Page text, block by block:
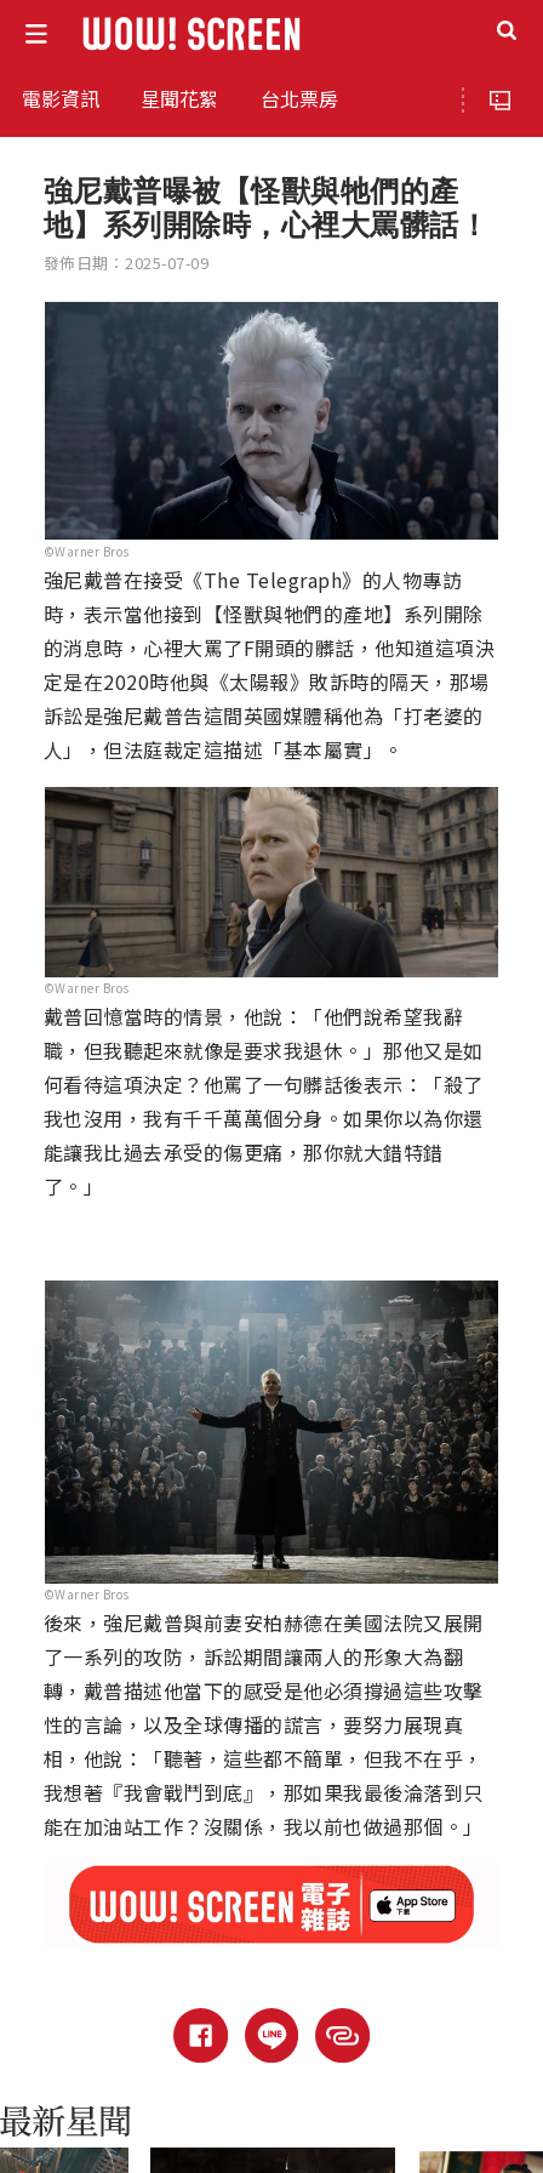
電影資訊 星聞花絮 台北票房
強尼戴普曝被【怪獸與牠們的產
地】系列開除時，心裡大罵髒話！
發佈日期：2025-07-09
©Warner Bros
強尼戴普在接受《The Telegraph》的人物專訪
時，表示當他接到【怪獸與牠們的產地】系列開除
的消息時，心裡大罵了F開頭的髒話，他知道這項決
定是在2020時他與《太陽報》敗訴時的隔天，那場
訴訟是強尼戴普告這間英國媒體稱他為「打老婆的
人」，但法庭裁定這描述「基本屬實」。
©Warner Bros
戴普回憶當時的情景，他說：「他們說希望我辭
職，但我聽起來就像是要求我退休。」那他又是如
何看待這項決定？他罵了一句髒話後表示：「殺了
我也沒用，我有千千萬萬個分身。如果你以為你還
能讓我比過去承受的傷更痛，那你就大錯特錯
了。」
©Warner Bros
後來，強尼戴普與前妻安柏赫德在美國法院又展開
了一系列的攻防，訴訟期間讓兩人的形象大為翻
轉，戴普描述他當下的感受是他必須撐過這些攻擊
性的言論，以及全球傳播的謊言，要努力展現真
相，他說：「聽著，這些都不簡單，但我不在乎，
我想著『我會戰鬥到底』，那如果我最後淪落到只
能在加油站工作？沒關係，我以前也做過那個。」